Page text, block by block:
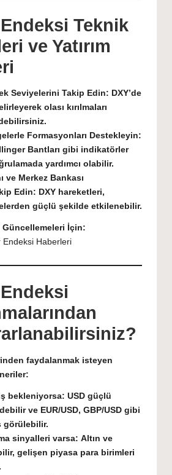
Teknik
ve Yatırım
Seviyelerini Takip Edin: DXY’de
olası kırılmaları
Formasyonları Destekleyin:
Bantları gibi indikatörler
yardımcı olabilir.
ve Merkez Bankası
Edin: DXY hareketleri,
güçlü şekilde etkilenebilir.
Güncellemeleri İçin:
Endeksi Haberleri
faydalanmak isteyen
bekleniyorsa: USD güçlü
ve EUR/USD, GBP/USD gibi
görülebilir.
sinyalleri varsa: Altın ve
gelişen piyasa para birimleri